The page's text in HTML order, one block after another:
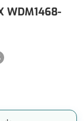
WDM1468-